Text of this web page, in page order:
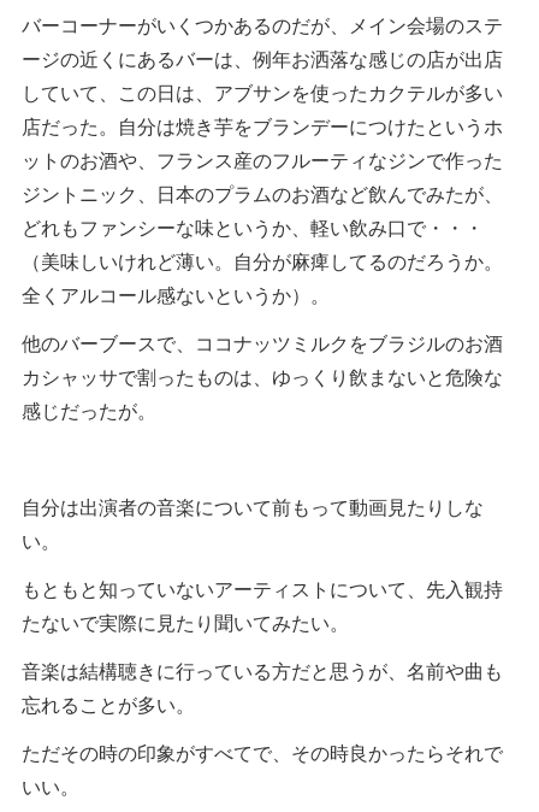
バーコーナーがいくつかあるのだが、メイン会場のステ
ージの近くにあるバーは、例年お洒落な感じの店が出店
していて、この日は、アブサンを使ったカクテルが多い
店だった。自分は焼き芋をブランデーにつけたというホ
ットのお酒や、フランス産のフルーティなジンで作った
ジントニック、日本のプラムのお酒など飲んでみたが、
どれもファンシーな味というか、軽い飲み口で・・・
（美味しいけれど薄い。自分が麻痺してるのだろうか。
全くアルコール感ないというか）。
他のバーブースで、ココナッツミルクをブラジルのお酒
カシャッサで割ったものは、ゆっくり飲まないと危険な
感じだったが。
自分は出演者の音楽について前もって動画見たりしな
い。
もともと知っていないアーティストについて、先入観持
たないで実際に見たり聞いてみたい。
音楽は結構聴きに行っている方だと思うが、名前や曲も
忘れることが多い。
ただその時の印象がすべてで、その時良かったらそれで
いい。